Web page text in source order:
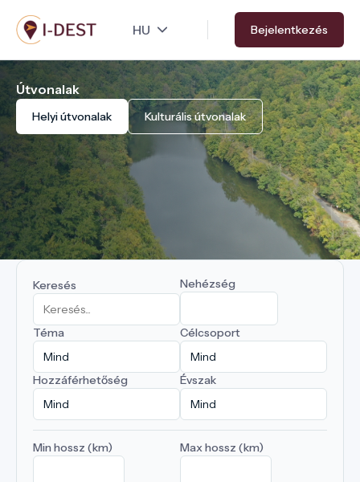
Ugrás
a
tartalomra
Bejelentkezés
Útvonalak
Helyi útvonalak Kulturális útvonalak
Keresés Nehézség
Téma Célcsoport
Hozzáférhetőség Évszak
Min hossz (km) Max hossz (km)